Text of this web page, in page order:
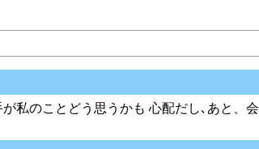
私のことどう思うかも 心配だし､あと、会